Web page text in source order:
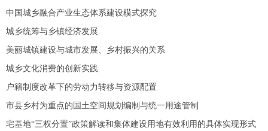
中国城乡融合产业生态体系建设模式探究
城乡统筹与乡镇经济发展
美丽城镇建设与城市发展、乡村振兴的关系
城乡文化消费的创新实践
户籍制度改革下的劳动力转移与资源配置
市县乡村为重点的国土空间规划编制与统一用途管制
宅基地“三权分置”政策解读和集体建设用地有效利用的具体实现形式